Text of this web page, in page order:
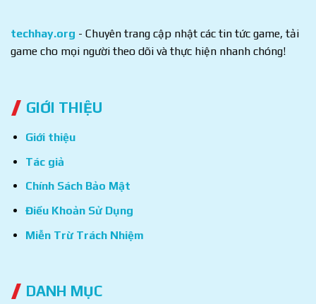
techhay.org - Chuyên trang cập nhật các tin tức game, tải
game cho mọi người theo dõi và thực hiện nhanh chóng!
GIỚI THIỆU
Giới thiệu
Tác giả
Chính Sách Bảo Mật
Điều Khoản Sử Dụng
Miễn Trừ Trách Nhiệm
DANH MỤC